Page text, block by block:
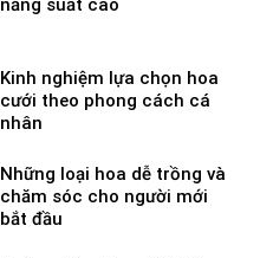
năng suất cao
Kinh nghiệm lựa chọn hoa
cưới theo phong cách cá
nhân
Những loại hoa dễ trồng và
chăm sóc cho người mới
bắt đầu